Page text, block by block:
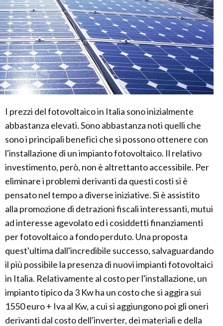
I prezzi del fotovoltaico in Italia sono inizialmente
abbastanza elevati. Sono abbastanza noti quelli che
sono i principali benefìci che si possono ottenere con
l'installazione di un impianto fotovoltaico. Il relativo
investimento, però, non è altrettanto accessibile. Per
eliminare i problemi derivanti da questi costi si è
pensato nel tempo a diverse iniziative. Si è assistito
alla promozione di detrazioni fiscali interessanti, mutui
ad interesse agevolato ed i cosiddetti finanziamenti
per fotovoltaico a fondo perduto. Una proposta
quest'ultima dall'incredibile successo, salvaguardando
il più possibile la presenza di nuovi impianti fotovoltaici
in Italia. Relativamente al costo per l'installazione, un
impianto tipico da 3 Kw ha un costo che si aggira sui
1550 euro + Iva al Kw, a cui si aggiungono poi gli oneri
derivanti dal costo dell'inverter, dei materiali e della